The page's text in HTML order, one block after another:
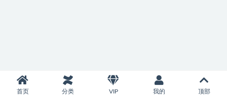
首页 分类 VIP 我的 顶部